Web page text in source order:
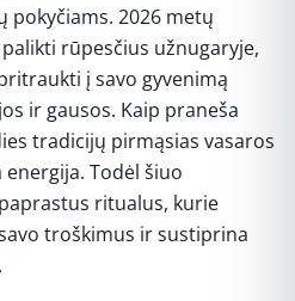
pokyčiams. 2026 metų
rūpesčius užnugaryje,
į savo gyvenimą
ir gausos. Kaip praneša
tradicijų pirmąsias vasaros
Todėl šiuo
ritualus, kurie
troškimus ir sustiprina